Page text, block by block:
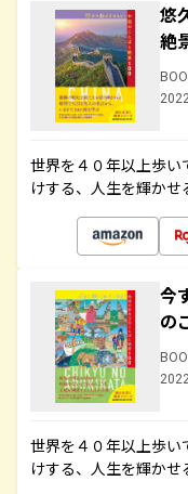
悠
絶
世界を４０年以上歩
けする、人生を輝か
今
の
世界を４０年以上歩
けする、人生を輝か